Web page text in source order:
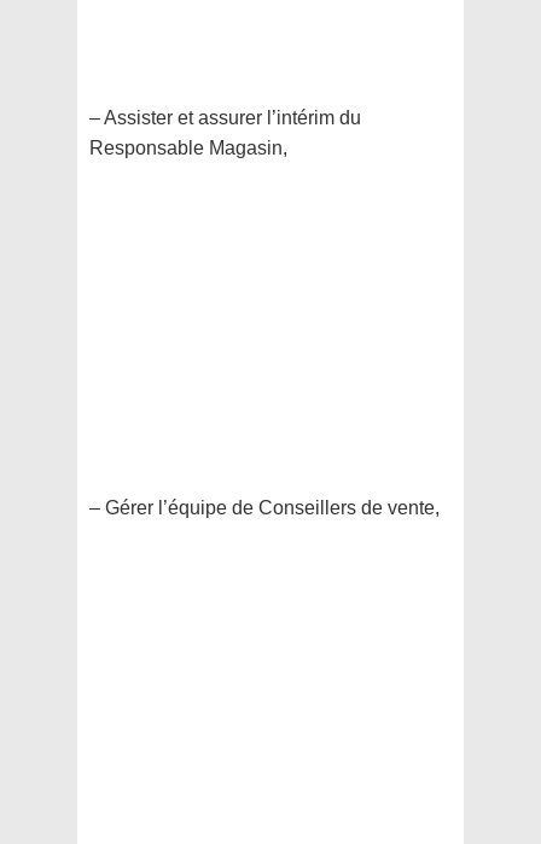
– Assister et assurer l’intérim du
Responsable Magasin,
– Gérer l’équipe de Conseillers de vente,